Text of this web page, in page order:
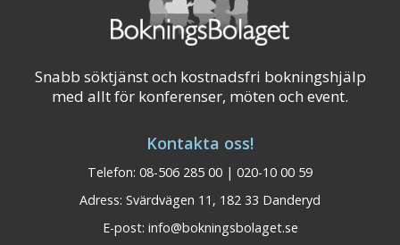
Snabb söktjänst och kostnadsfri bokningshjälp
med allt för konferenser, möten och event.
Kontakta oss!
Telefon: 08-506 285 00 | 020-10 00 59
Adress: Svärdvägen 11, 182 33 Danderyd
E-post: info@bokningsbolaget.se